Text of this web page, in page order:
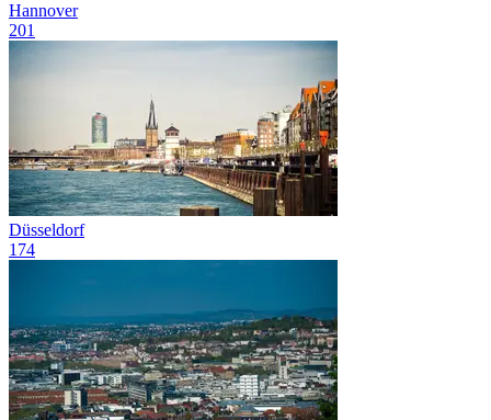
Hannover
201
Düsseldorf
174